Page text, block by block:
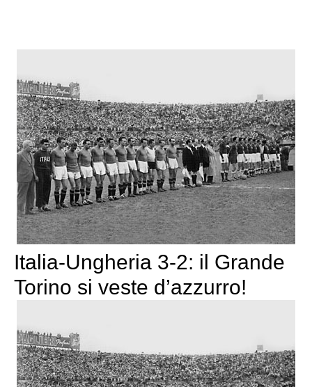
Italia-Ungheria 3-2: il Grande
Torino si veste d’azzurro!